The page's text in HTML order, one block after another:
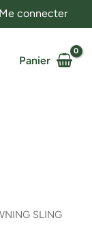
Me connecter
Panier
SLING